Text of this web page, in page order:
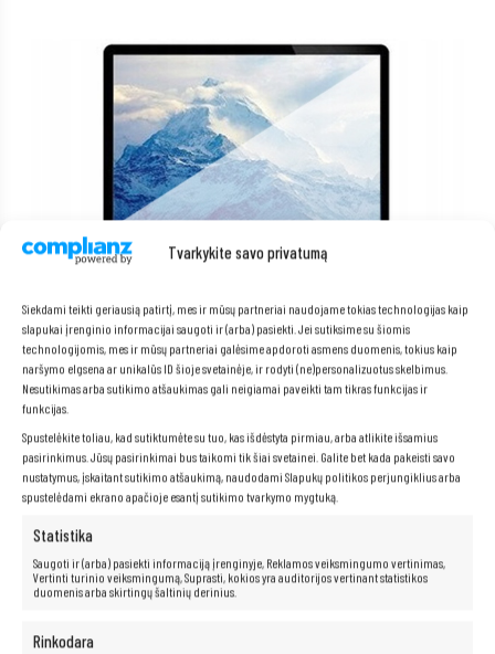
Tvarkykite savo privatumą
Siekdami teikti geriausią patirtį, mes ir mūsų partneriai naudojame tokias technologijas kaip
slapukai įrenginio informacijai saugoti ir (arba) pasiekti. Jei sutiksime su šiomis
technologijomis, mes ir mūsų partneriai galėsime apdoroti asmens duomenis, tokius kaip
naršymo elgsena ar unikalūs ID šioje svetainėje, ir rodyti (ne)personalizuotus skelbimus.
Nesutikimas arba sutikimo atšaukimas gali neigiamai paveikti tam tikras funkcijas ir
funkcijas.
Spustelėkite toliau, kad sutiktumėte su tuo, kas išdėstyta pirmiau, arba atlikite išsamius
pasirinkimus. Jūsų pasirinkimai bus taikomi tik šiai svetainei. Galite bet kada pakeisti savo
nustatymus, įskaitant sutikimo atšaukimą, naudodami Slapukų politikos perjungiklius arba
spustelėdami ekrano apačioje esantį sutikimo tvarkymo mygtuką.
Statistika
Saugoti ir (arba) pasiekti informaciją įrenginyje, Reklamos veiksmingumo vertinimas,
Vertinti turinio veiksmingumą, Suprasti, kokios yra auditorijos vertinant statistikos
duomenis arba skirtingų šaltinių derinius.
Rinkodara
Matinis ekranas
Norite patogiai dirbti su nešiojamuoju kompiuteriu bet kokiomis
sąlygomis, be akinimo ar akių nuovargio rizikos? „ “ nešiojamasis
kompiuteris su
Dėka matinio ekrano, neturėsite jokių problemų su šviesos
atspindžiais, todėl galėsite laisvai dirbti įvairiomis sąlygomis, tiek
patalpoje, tiek lauke.Matinis ekranastaip pat yra daug mažiau
varginantis akims, todėl galėsite dirbti ilgiau ir patogiau, nejausdami
diskomforto.
Neribotos multimedijos galimybės yra
po ranka!